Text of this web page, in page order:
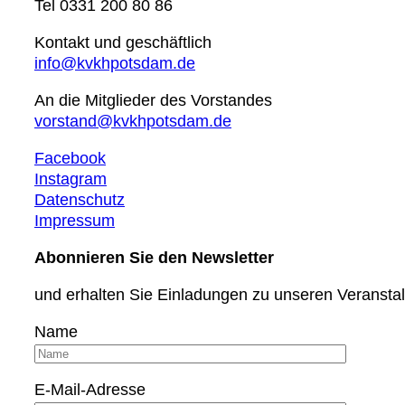
Tel 0331 200 80 86
Kontakt und geschäftlich
info@kvkhpotsdam.de
An die Mitglieder des Vorstandes
vorstand@kvkhpotsdam.de
Facebook
Instagram
Datenschutz
Impressum
Abonnieren Sie den Newsletter
und erhalten Sie Einladungen zu unseren
Name
E-Mail-Adresse